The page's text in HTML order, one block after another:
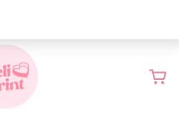
hasta 6 días hábiles